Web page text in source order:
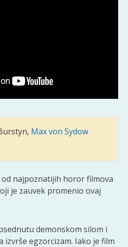
Max von Sydow
od najpoznatijih horor filmova
je zauvek promenio ovaj
demonskom silom i
izvrše egzorcizam. Iako je film